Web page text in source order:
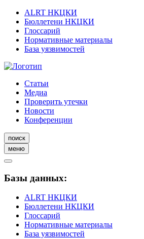
ALRT НКЦКИ
Бюллетени НКЦКИ
Глоссарий
Нормативные материалы
База уязвимостей
Статьи
Медиа
Проверить утечки
Новости
Конференции
поиск
меню
Базы данных:
ALRT НКЦКИ
Бюллетени НКЦКИ
Глоссарий
Нормативные материалы
База уязвимостей